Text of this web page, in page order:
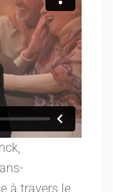
à travers le